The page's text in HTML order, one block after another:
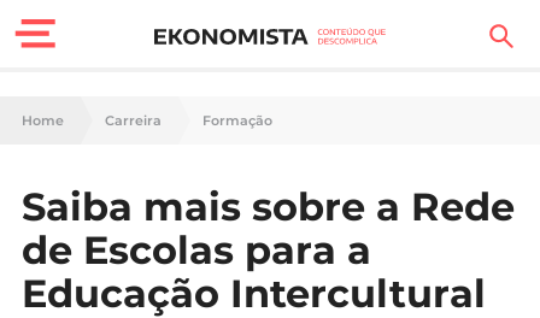
Finanças Pessoais
Carreira
Casa
Home Carreira Formação
Saiba mais sobre a Rede
de Escolas para a
Educação Intercultural